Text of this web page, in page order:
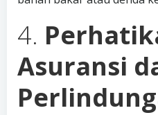
4.
Asuransi